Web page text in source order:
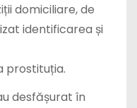
domiciliare, de
identificarea și
prostituția.
desfășurat în